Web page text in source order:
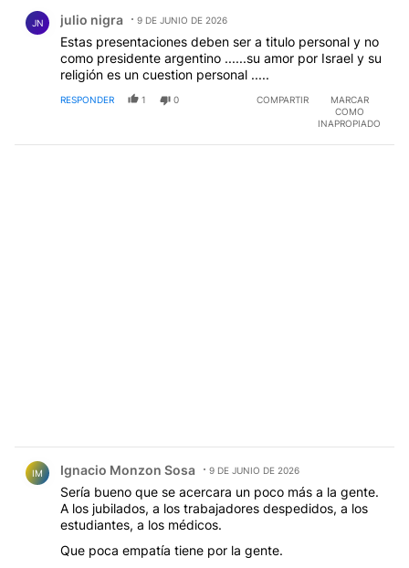
JN julio nigra 9 DE JUNIO DE 2026
Estas presentaciones deben ser a titulo personal y no
como presidente argentino ......su amor por Israel y su
religión es un cuestion personal .....
RESPONDER 1 0 COMPARTIR
MARCAR
COMO
INAPROPIADO
IM Ignacio Monzon Sosa 9 DE JUNIO DE 2026
Sería bueno que se acercara un poco más a la gente.
A los jubilados, a los trabajadores despedidos, a los
estudiantes, a los médicos.
Que poca empatía tiene por la gente.